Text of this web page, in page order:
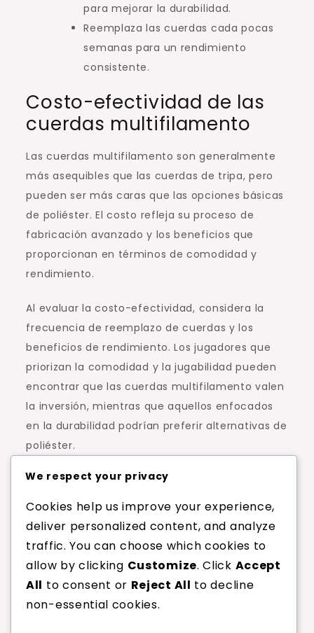
para mejorar la durabilidad.
Reemplaza las cuerdas cada pocas
semanas para un rendimiento
consistente.
Costo-efectividad de las
cuerdas multifilamento
Las cuerdas multifilamento son generalmente
más asequibles que las cuerdas de tripa, pero
pueden ser más caras que las opciones básicas
de poliéster. El costo refleja su proceso de
fabricación avanzado y los beneficios que
proporcionan en términos de comodidad y
rendimiento.
Al evaluar la costo-efectividad, considera la
frecuencia de reemplazo de cuerdas y los
beneficios de rendimiento. Los jugadores que
priorizan la comodidad y la jugabilidad pueden
encontrar que las cuerdas multifilamento valen
la inversión, mientras que aquellos enfocados
en la durabilidad podrían preferir alternativas de
poliéster.
Compara precios entre marcas para
encontrar el mejor valor.
Ten en cuenta los beneficios de
rendimiento al evaluar el costo.
Evalúa tu estilo de juego personal
para determinar la mejor opción de
cuerda.
We respect your privacy
Cookies help us improve your experience,
deliver personalized content, and analyze
traffic. You can choose which cookies to
allow by clicking Customize. Click Accept
All to consent or Reject All to decline
non-essential cookies.